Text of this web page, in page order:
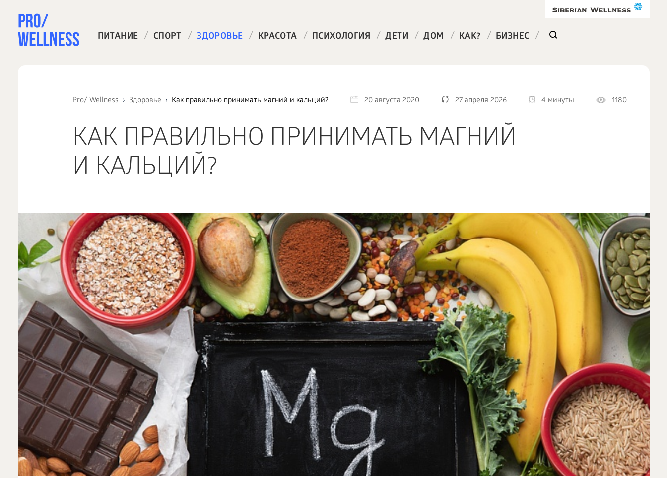
ПИТАНИЕ / СПОРТ / ЗДОРОВЬЕ / КРАСОТА / ПСИХОЛОГИЯ / ДЕТИ / ДОМ / КАК? / БИЗНЕС /
Pro/ Wellness Здоровье Как правильно принимать магний и кальций? 20 августа 2020 27 апреля 2026 4 минуты 1180
КАК ПРАВИЛЬНО ПРИНИМАТЬ МАГНИЙ
И КАЛЬЦИЙ?